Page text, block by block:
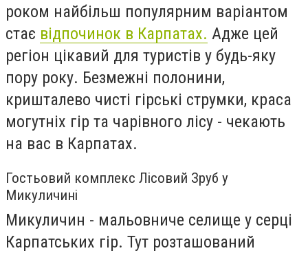
роком найбільш популярним варіантом
стає відпочинок в Карпатах. Адже цей
регіон цікавий для туристів у будь-яку
пору року. Безмежні полонини,
кришталево чисті гірські струмки, краса
могутніх гір та чарівного лісу - чекають
на вас в Карпатах.
Гостьовий комплекс Лісовий Зруб у
Микуличині
Микуличин - мальовниче селище у серці
Карпатських гір. Тут розташований